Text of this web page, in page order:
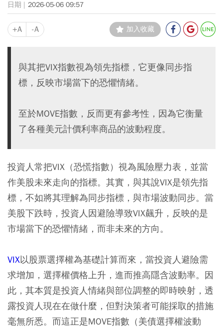
2026-05-06 09:57
+A -A 加入收藏
與其把VIX指數視為領先指標，它更像同步指
標，反映市場當下的恐懼情緒。
至於MOVE指數，反而更有參考性，因為它衡量
了各種美元計價利率商品的波動程度。
投資人常把VIX（恐慌指數）視為風險壓力表，並當
作美股未來走向的指標。其實，與其說VIX是領先指
標，不如將其理解為同步指標，與市場波動同步。當
美股下跌時，投資人因避險導致VIX飆升，反映的是
市場當下的恐懼情緒，而非未來的方向。
VIX以股票選擇權為基礎計算而來，當投資人避險需
求增加，選擇權價格上升，進而推高隱含波動率。因
此，其本質是投資人情緒與部位調整的即時映射，透
露投資人現在在做什麼，但對決策者可能採取的措施
毫無所悉。而這正是MOVE指數（美債選擇權波動